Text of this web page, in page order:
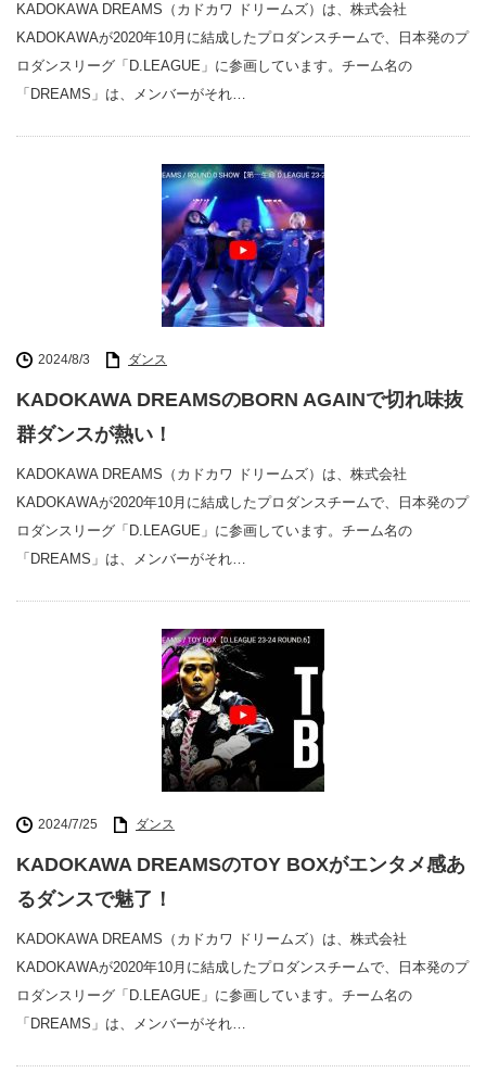
KADOKAWA DREAMS（カドカワ ドリームズ）は、株式会社
KADOKAWAが2020年10月に結成したプロダンスチームで、日本発のプ
ロダンスリーグ「D.LEAGUE」に参画しています。チーム名の
「DREAMS」は、メンバーがそれ…
2024/8/3 ダンス
KADOKAWA DREAMSのBORN AGAINで切れ味抜
群ダンスが熱い！
KADOKAWA DREAMS（カドカワ ドリームズ）は、株式会社
KADOKAWAが2020年10月に結成したプロダンスチームで、日本発のプ
ロダンスリーグ「D.LEAGUE」に参画しています。チーム名の
「DREAMS」は、メンバーがそれ…
2024/7/25 ダンス
KADOKAWA DREAMSのTOY BOXがエンタメ感あ
るダンスで魅了！
KADOKAWA DREAMS（カドカワ ドリームズ）は、株式会社
KADOKAWAが2020年10月に結成したプロダンスチームで、日本発のプ
ロダンスリーグ「D.LEAGUE」に参画しています。チーム名の
「DREAMS」は、メンバーがそれ…